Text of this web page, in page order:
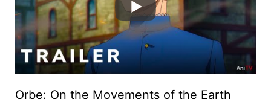
Orbe: On the Movements of the Earth